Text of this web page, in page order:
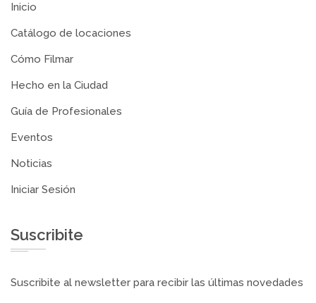
Inicio
Catálogo de locaciones
Cómo Filmar
Hecho en la Ciudad
Guía de Profesionales
Eventos
Noticias
Iniciar Sesión
Suscribite
Suscribite al newsletter para recibir las últimas novedades